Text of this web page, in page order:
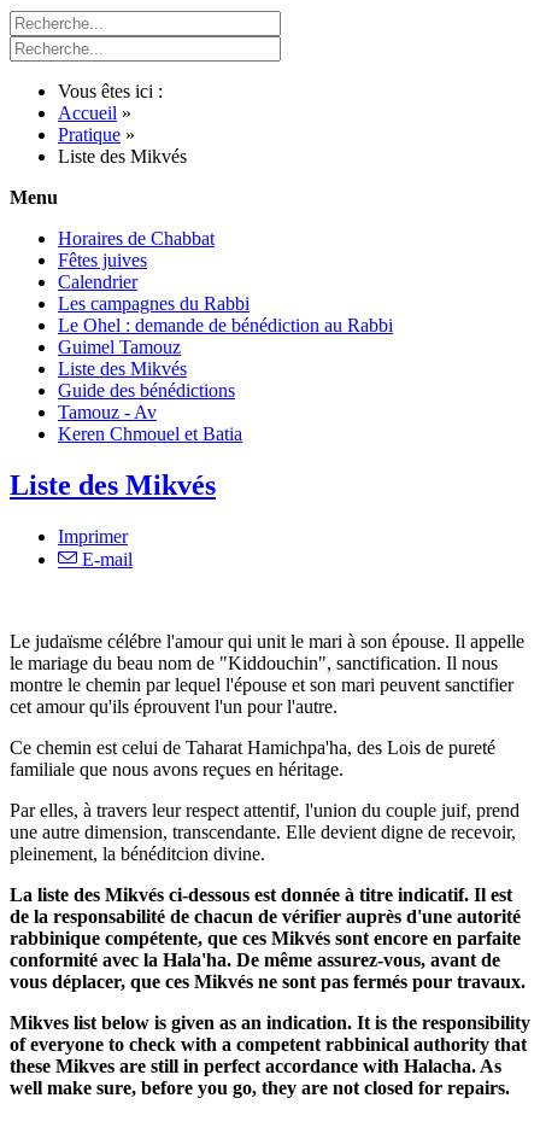
Vous êtes ici :
Accueil »
Pratique »
Liste des Mikvés
Menu
Horaires de Chabbat
Fêtes juives
Calendrier
Les campagnes du Rabbi
Le Ohel : demande de bénédiction au Rabbi
Guimel Tamouz
Liste des Mikvés
Guide des bénédictions
Tamouz - Av
Keren Chmouel et Batia
Liste des Mikvés
Imprimer
E-mail
Le judaïsme célébre l'amour qui unit le mari à son épouse. Il appelle
le mariage du beau nom de "Kiddouchin", sanctification. Il nous
montre le chemin par lequel l'épouse et son mari peuvent sanctifier
cet amour qu'ils éprouvent l'un pour l'autre.
Ce chemin est celui de Taharat Hamichpa'ha, des Lois de pureté
familiale que nous avons reçues en héritage.
Par elles, à travers leur respect attentif, l'union du couple juif, prend
une autre dimension, transcendante. Elle devient digne de recevoir,
pleinement, la bénéditcion divine.
La liste des Mikvés ci-dessous est donnée à titre indicatif. Il est
de la responsabilité de chacun de vérifier auprès d'une autorité
rabbinique compétente, que ces Mikvés sont encore en parfaite
conformité avec la Hala'ha. De même assurez-vous, avant de
vous déplacer, que ces Mikvés ne sont pas fermés pour travaux.
Mikves list below is given as an indication. It is the responsibility
of everyone to check with a competent rabbinical authority that
these Mikves are still in perfect accordance with Halacha. As
well make sure, before you go, they are not closed for repairs.